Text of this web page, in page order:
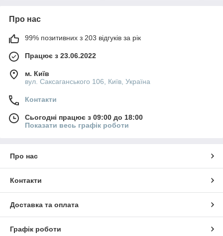
Про нас
99% позитивних з 203 відгуків за рік
Працює з 23.06.2022
м. Київ
вул. Саксаганського 106, Київ, Україна
Контакти
Сьогодні працює з 09:00 до 18:00
Показати весь графік роботи
Про нас
Контакти
Доставка та оплата
Графік роботи